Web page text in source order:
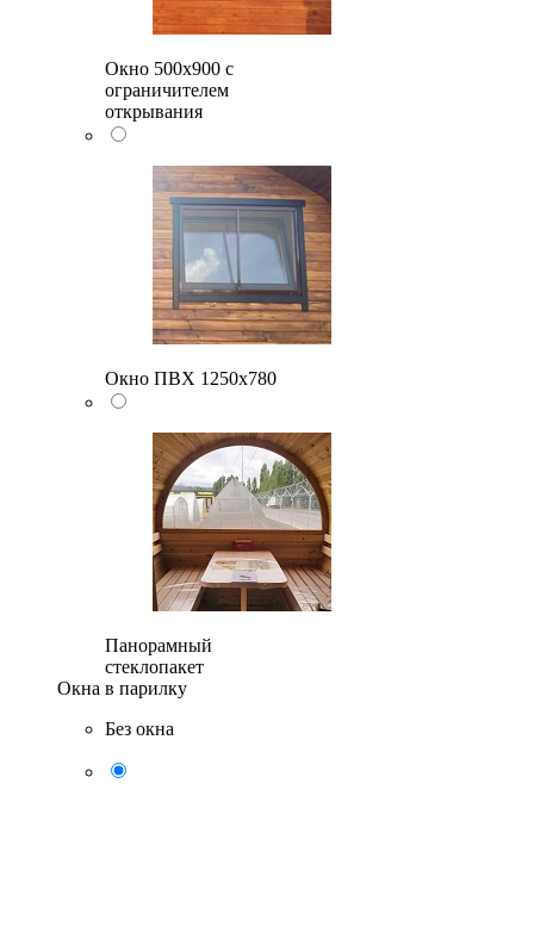
Окно 500x900 с
ограничителем
открывания
Окно ПВХ 1250х780
Панорамный
стеклопакет
Окна в парилку
Без окна